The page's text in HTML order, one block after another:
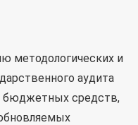
методологических и
аудита
бюджетных средств,